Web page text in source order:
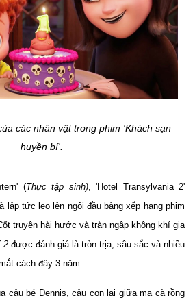
các nhân vật trong phim 'Khách sạn
huyền bí'.
(Thực tập sinh), 'Hotel Transylvania 2'
lập tức leo lên ngôi đầu bảng xếp hạng phim
truyện hài hước và tràn ngập không khí gia
2 được đánh giá là tròn trịa, sâu sắc và nhiều
cách đây 3 năm.
cậu bé Dennis, cậu con lai giữa ma cà rồng